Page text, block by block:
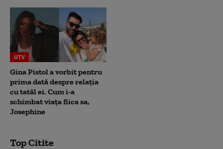
UTV
Gina Pistol a vorbit pentru
prima dată despre relația
cu tatăl ei. Cum i-a
schimbat viața fiica sa,
Josephine
Top Citite